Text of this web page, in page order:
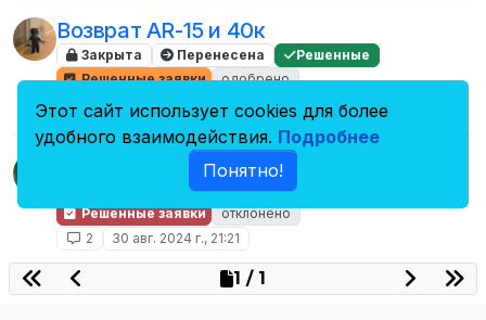
Возврат АR-15 и 40к
Закрыта Перенесена
Решенные
Решенные заявки
одобрено
Меня забанили за обход
Перенесена
Решенные
Решенные заявки
отклонено
2
30 авг. 2024 г., 21:21
1 / 1
Этот сайт использует cookies для более
удобного взаимодействия. Подробнее
Понятно!